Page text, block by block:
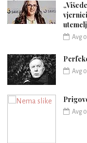
Avg
Avg
Avg